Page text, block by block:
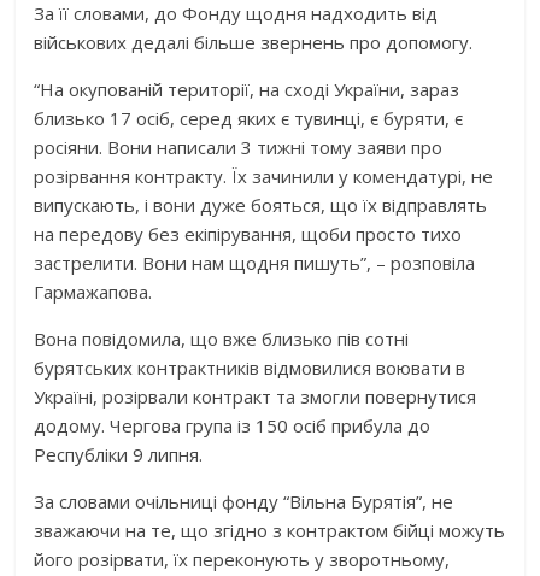
За її словами, до Фонду щодня надходить від
військових дедалі більше звернень про допомогу.
“На окупованій території, на сході України, зараз
близько 17 осіб, серед яких є тувинці, є буряти, є
росіяни. Вони написали 3 тижні тому заяви про
розірвання контракту. Їх зачинили у комендатурі, не
випускають, і вони дуже бояться, що їх відправлять
на передову без екіпірування, щоби просто тихо
застрелити. Вони нам щодня пишуть”, – розповіла
Гармажапова.
Вона повідомила, що вже близько пів сотні
бурятських контрактників відмовилися воювати в
Україні, розірвали контракт та змогли повернутися
додому. Чергова група із 150 осіб прибула до
Республіки 9 липня.
За словами очільниці фонду “Вільна Бурятія”, не
зважаючи на те, що згідно з контрактом бійці можуть
його розірвати, їх переконують у зворотньому,